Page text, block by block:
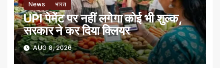
News भारत
UPI पेमेंट पर नहीं लगेगा कोई भी शुल्क,
सरकार ने कर दिया क्लियर
AUG 8, 2026